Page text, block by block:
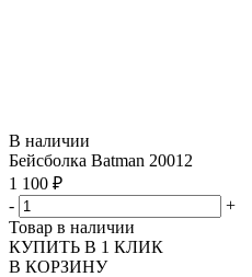
В наличии
Бейсболка Batman 20012
1 100 ₽
-
+
Товар в наличии
КУПИТЬ В 1 КЛИК
В КОРЗИНУ